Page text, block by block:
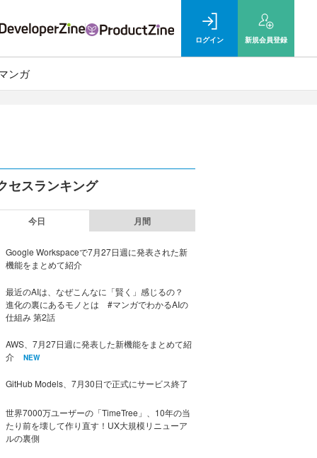
ログイン 新規会員登録
ンガ
セスランキング
今日 月間
Google Workspaceで7月27日週に発表された新
機能をまとめて紹介
最近のAIは、なぜこんなに「賢く」感じるの？
進化の裏にあるモノとは #マンガでわかるAIの
仕組み 第2話
AWS、7月27日週に発表した新機能をまとめて紹
介
NEW
GitHub Models、7月30日で正式にサービス終了
世界7000万ユーザーの「TimeTree」、10年の当
たり前を壊して作り直す！UX大規模リニューア
ルの裏側